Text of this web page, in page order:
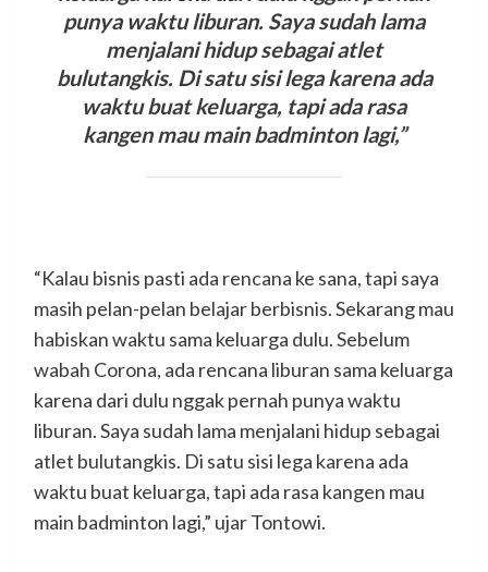
punya waktu liburan. Saya sudah lama
menjalani hidup sebagai atlet
bulutangkis. Di satu sisi lega karena ada
waktu buat keluarga, tapi ada rasa
kangen mau main badminton lagi,”
“Kalau bisnis pasti ada rencana ke sana, tapi saya
masih pelan-pelan belajar berbisnis. Sekarang mau
habiskan waktu sama keluarga dulu. Sebelum
wabah Corona, ada rencana liburan sama keluarga
karena dari dulu nggak pernah punya waktu
liburan. Saya sudah lama menjalani hidup sebagai
atlet bulutangkis. Di satu sisi lega karena ada
waktu buat keluarga, tapi ada rasa kangen mau
main badminton lagi,” ujar Tontowi.